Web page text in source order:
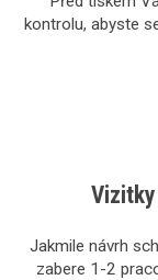
kontrolu, abyste
Jakmile návrh
zabere 1-2